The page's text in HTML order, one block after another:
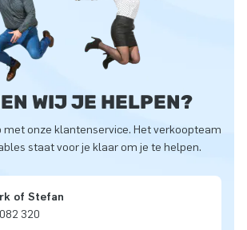
WIJ JE HELPEN?
met onze klantenservice. Het verkoopteam
staat voor je klaar om je te helpen.
of Stefan
320